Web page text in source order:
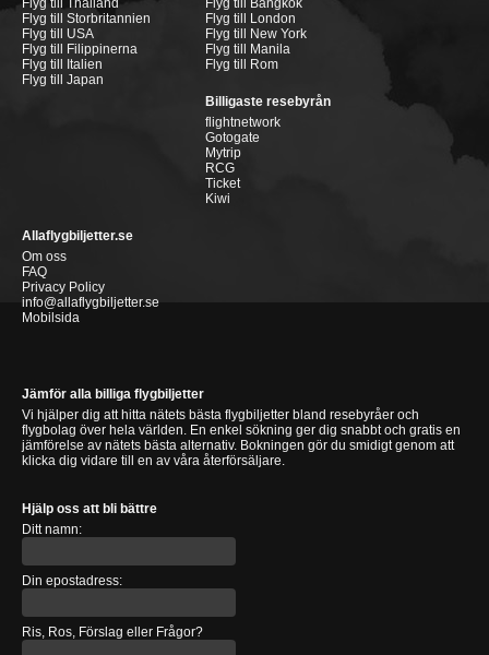
Flyg till Thailand
Flyg till Storbritannien
Flyg till USA
Flyg till Filippinerna
Flyg till Italien
Flyg till Japan
Flyg till Bangkok
Flyg till London
Flyg till New York
Flyg till Manila
Flyg till Rom
Billigaste resebyrån
flightnetwork
Gotogate
Mytrip
RCG
Ticket
Kiwi
Allaflygbiljetter.se
Om oss
FAQ
Privacy Policy
info@allaflygbiljetter.se
Mobilsida
Jämför alla billiga flygbiljetter
Vi hjälper dig att hitta nätets bästa flygbiljetter bland resebyråer och
flygbolag över hela världen. En enkel sökning ger dig snabbt och gratis en
jämförelse av nätets bästa alternativ. Bokningen gör du smidigt genom att
klicka dig vidare till en av våra återförsäljare.
Hjälp oss att bli bättre
Ditt namn:
Din epostadress:
Ris, Ros, Förslag eller Frågor?